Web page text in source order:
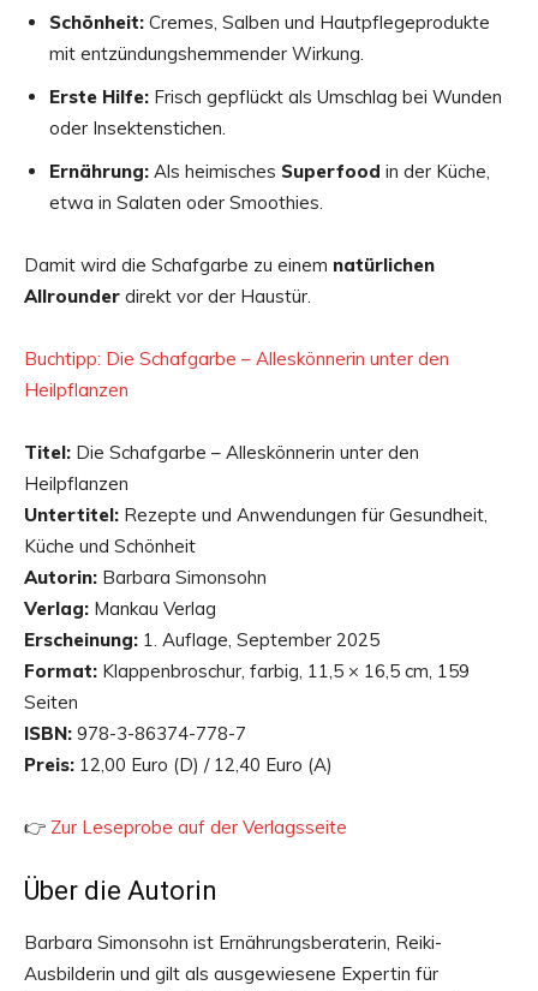
Schönheit: Cremes, Salben und Hautpflegeprodukte
mit entzündungshemmender Wirkung.
Erste Hilfe: Frisch gepflückt als Umschlag bei Wunden
oder Insektenstichen.
Ernährung: Als heimisches Superfood in der Küche,
etwa in Salaten oder Smoothies.
Damit wird die Schafgarbe zu einem natürlichen
Allrounder direkt vor der Haustür.
Buchtipp: Die Schafgarbe – Alleskönnerin unter den
Heilpflanzen
Titel: Die Schafgarbe – Alleskönnerin unter den
Heilpflanzen
Untertitel: Rezepte und Anwendungen für Gesundheit,
Küche und Schönheit
Autorin: Barbara Simonsohn
Verlag: Mankau Verlag
Erscheinung: 1. Auflage, September 2025
Format: Klappenbroschur, farbig, 11,5 × 16,5 cm, 159
Seiten
ISBN: 978-3-86374-778-7
Preis: 12,00 Euro (D) / 12,40 Euro (A)
👉 Zur Leseprobe auf der Verlagsseite
Über die Autorin
Barbara Simonsohn ist Ernährungsberaterin, Reiki-
Ausbilderin und gilt als ausgewiesene Expertin für